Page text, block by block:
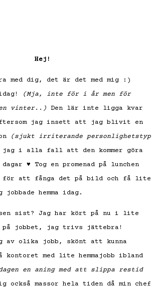
Hej!
med dig, det är det med mig :)
(Mja, inte för i år men för
vinter..) Den lär inte ligga kvar
jag insett att jag blivit en
(sjukt irriterande personlighetstyp
jag i alla fall att den kommer göra
♥ Tog en promenad på lunchen
för att fånga det på bild och få lite
hemma idag.
sen sist? Jag har kört på nu i lite
på jobbet, jag trivs jättebra!
av olika jobb, skönt att kunna
kontoret med lite hemmajobb ibland
en aning med att slippa restid
också massor hela tiden då min chef